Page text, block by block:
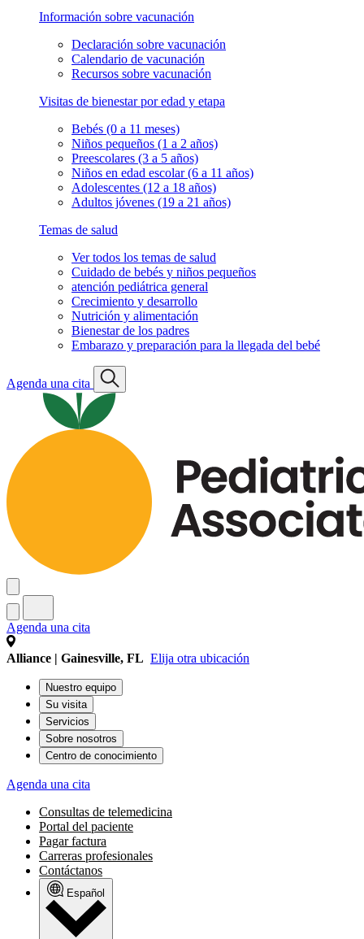
Información sobre vacunación
Declaración sobre vacunación
Calendario de vacunación
Recursos sobre vacunación
Visitas de bienestar por edad y etapa
Bebés (0 a 11 meses)
Niños pequeños (1 a 2 años)
Preescolares (3 a 5 años)
Niños en edad escolar (6 a 11 años)
Adolescentes (12 a 18 años)
Adultos jóvenes (19 a 21 años)
Temas de salud
Ver todos los temas de salud
Cuidado de bebés y niños pequeños
atención pediátrica general
Crecimiento y desarrollo
Nutrición y alimentación
Bienestar de los padres
Embarazo y preparación para la llegada del bebé
Agenda una cita
Agenda una cita
Alliance | Gainesville, FL Elija otra ubicación
Nuestro equipo
Su visita
Servicios
Sobre nosotros
Centro de conocimiento
Agenda una cita
Consultas de telemedicina
Portal del paciente
Pagar factura
Carreras profesionales
Contáctanos
Español